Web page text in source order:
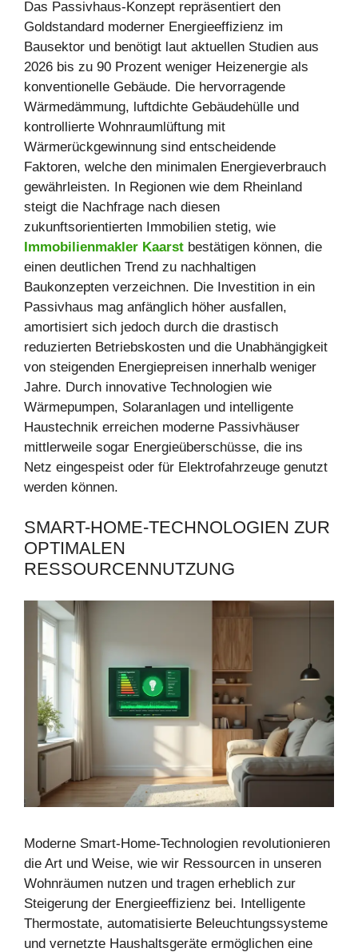
Das Passivhaus-Konzept repräsentiert den
Goldstandard moderner Energieeffizienz im
Bausektor und benötigt laut aktuellen Studien aus
2026 bis zu 90 Prozent weniger Heizenergie als
konventionelle Gebäude. Die hervorragende
Wärmedämmung, luftdichte Gebäudehülle und
kontrollierte Wohnraumlüftung mit
Wärmerückgewinnung sind entscheidende
Faktoren, welche den minimalen Energieverbrauch
gewährleisten. In Regionen wie dem Rheinland
steigt die Nachfrage nach diesen
zukunftsorientierten Immobilien stetig, wie
Immobilienmakler Kaarst bestätigen können, die
einen deutlichen Trend zu nachhaltigen
Baukonzepten verzeichnen. Die Investition in ein
Passivhaus mag anfänglich höher ausfallen,
amortisiert sich jedoch durch die drastisch
reduzierten Betriebskosten und die Unabhängigkeit
von steigenden Energiepreisen innerhalb weniger
Jahre. Durch innovative Technologien wie
Wärmepumpen, Solaranlagen und intelligente
Haustechnik erreichen moderne Passivhäuser
mittlerweile sogar Energieüberschüsse, die ins
Netz eingespeist oder für Elektrofahrzeuge genutzt
werden können.
SMART-HOME-TECHNOLOGIEN ZUR
OPTIMALEN
RESSOURCENNUTZUNG
Moderne Smart-Home-Technologien revolutionieren
die Art und Weise, wie wir Ressourcen in unseren
Wohnräumen nutzen und tragen erheblich zur
Steigerung der Energieeffizienz bei. Intelligente
Thermostate, automatisierte Beleuchtungssysteme
und vernetzte Haushaltsgeräte ermöglichen eine